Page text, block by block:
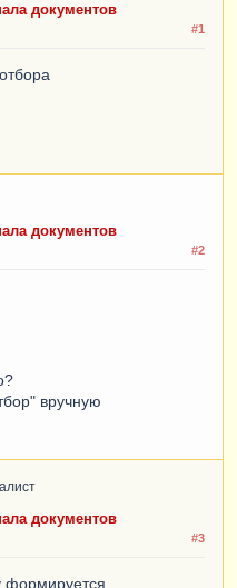
документов
#1
документов
#2
вручную
документов
#3
формируется